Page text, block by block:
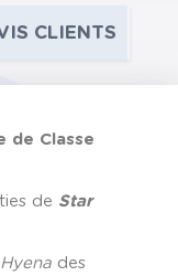
CLIENTS
de Classe
de Star
Hyena des